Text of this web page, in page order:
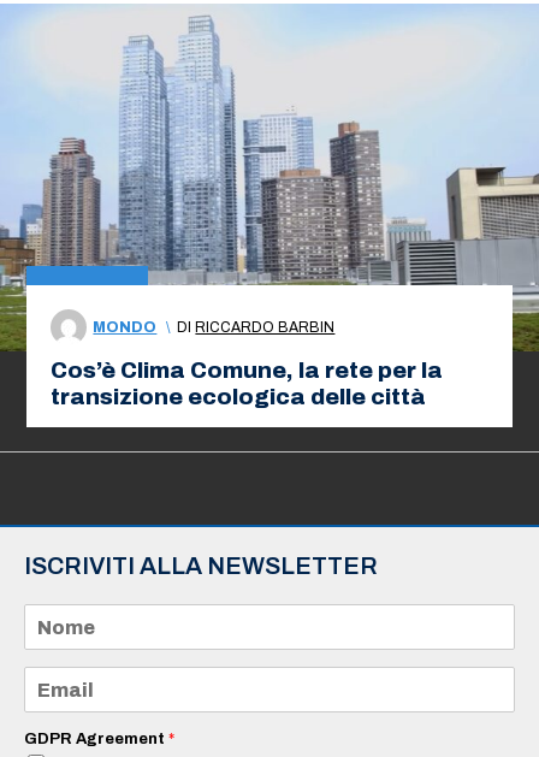
MONDO \ DI RICCARDO BARBIN
Cos’è Clima Comune, la rete per la
transizione ecologica delle città
ISCRIVITI ALLA NEWSLETTER
m
e
a
iGDPR Agreement *